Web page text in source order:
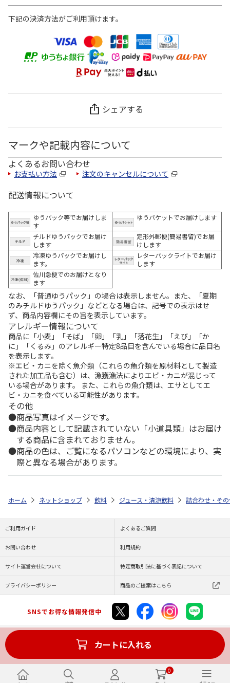
0
下記の決済方法がご利用頂けます。
シェアする
マークや記載内容について
よくあるお問い合わせ
お支払い方法 注文のキャンセルについて
配送情報について
ゆうパック等でお届けしま
す
ゆうパケットでお届けします
チルドゆうパックでお届け
します
定形外郵便(簡易書留)でお届
けします
冷凍ゆうパックでお届けし
ます。
レターパックライトでお届け
します
佐川急便でのお届けとなり
ます
なお、「普通ゆうパック」の場合は表示しません。また、「夏期
のみチルドゆうパック」などとなる場合は、記号での表示はせ
ず、商品内容欄にその旨を表示しています。
アレルギー情報について
商品に「小麦」「そば」「卵」「乳」「落花生」「えび」「か
に」「くるみ」のアレルギー特定8品目を含んでいる場合に品目名
を表示します。
※エビ・カニを除く魚介類（これらの魚介類を原材料として製造
された加工品も含む）は、漁獲漁法によりエビ・カニが混じって
いる場合があります。 また、これらの魚介類は、エサとしてエ
ビ・カニを食べている可能性があります。
その他
商品写真はイメージです。
商品内容として記載されていない「小道具類」はお届け
する商品に含まれておりません。
商品の色は、ご覧になるパソコンなどの環境により、実
際と異なる場合があります。
カートに入れる
ホーム ネットショップ 飲料 ジュース・清涼飲料 詰合わせ・そ
ご利用ガイド よくあるご質問
お問い合わせ 利用規約
サイト運営会社について 特定商取引法に基づく表記について
プライバシーポリシー 商品のご提案はこちら
SNSでお得な情報発信中
Copyright (C) JAPAN POST Co.,Ltd. All Rights Reserved.